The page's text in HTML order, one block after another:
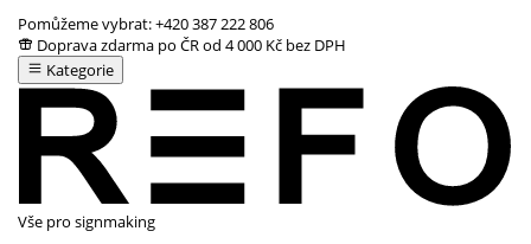
Pomůžeme vybrat:+420 387 222 806
Doprava zdarma po ČR od 4 000 Kč bez DPH
Kategorie
Vše pro signmaking